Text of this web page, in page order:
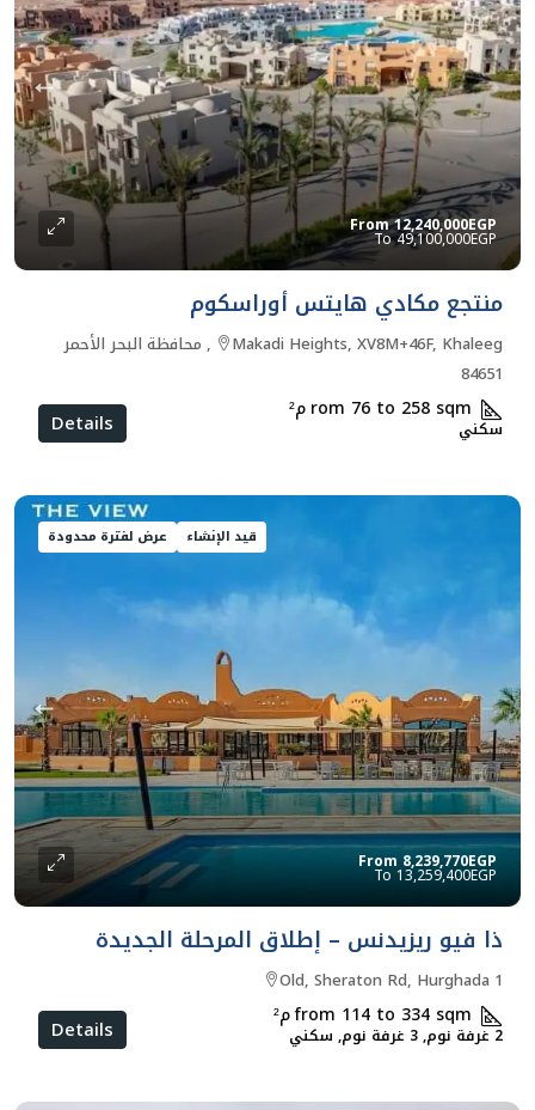
From12,240,000EGP
49,100,000EGP
منتجع مكادي هايتس أوراسكوم
Makadi Heights, XV8M+46F, Khaleeg, محافظة البحر الأحمر
84651
rom 76 to 258 sqmم²
سكني Details
قيد الإنشاء عرض لفترة محدودة
From 8,239,770EGP
13,259,400EGP
ذا فيو ريزيدنس – إطلاق المرحلة الجديدة
Old, Sheraton Rd, Hurghada 1
from 114 to 334 sqmم²
2 غرفة نوم, 3 غرفة نوم, سكني Details